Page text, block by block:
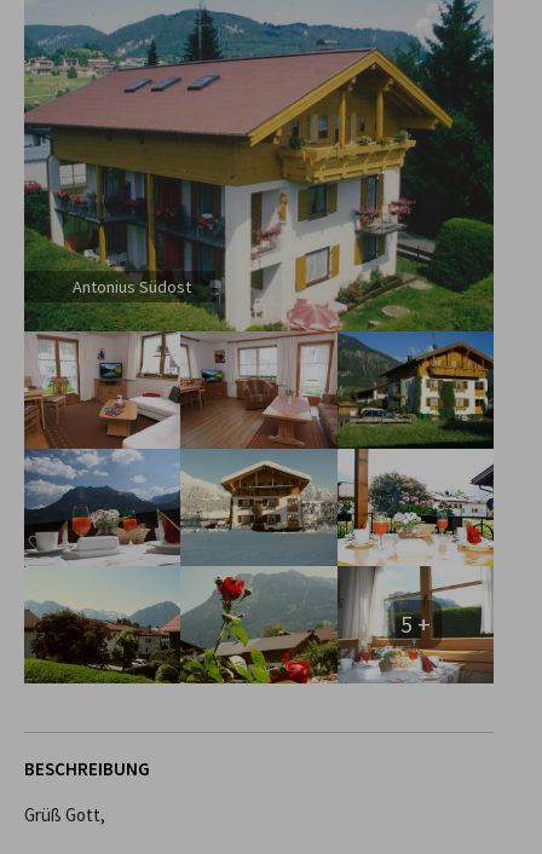
Antonius Südost
5 +
BESCHREIBUNG
Grüß Gott,